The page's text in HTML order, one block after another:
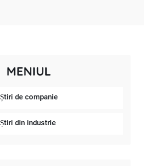
MENIUL
Știri de companie
Știri din industrie